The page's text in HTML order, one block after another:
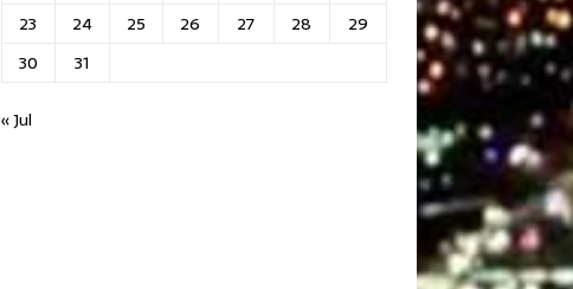
23
24 25 26 27 28
29
30
31
« Jul